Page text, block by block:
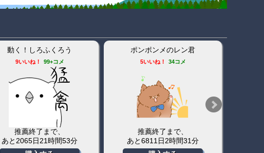
動く！しろふくろう
9いいね！ 99+コメ
推薦終了まで、
あと2065日21時間53分
ポンポンメのレン君
5いいね！ 34コメ
推薦終了まで、
あと6811日2時間31分